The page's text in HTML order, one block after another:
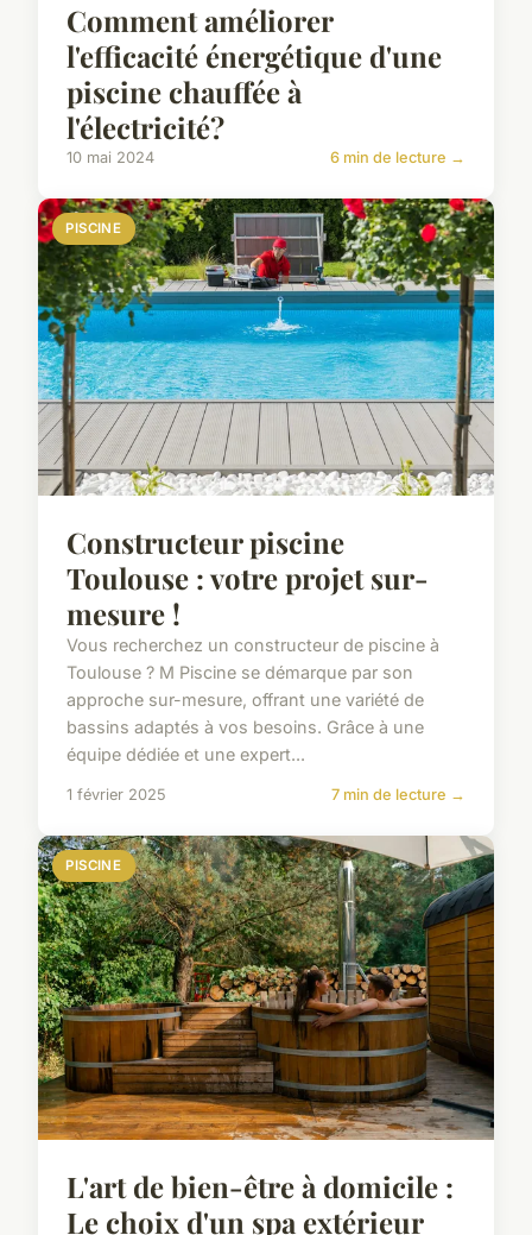
Comment améliorer
l'efficacité énergétique d'une
piscine chauffée à
l'électricité?
10 mai 2024 6 min de lecture →
PISCINE
Constructeur piscine
Toulouse : votre projet sur-
mesure !
Vous recherchez un constructeur de piscine à
Toulouse ? M Piscine se démarque par son
approche sur-mesure, offrant une variété de
bassins adaptés à vos besoins. Grâce à une
équipe dédiée et une expert...
1 février 2025 7 min de lecture →
PISCINE
L'art de bien-être à domicile :
Le choix d'un spa extérieur